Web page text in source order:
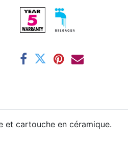
et cartouche en céramique.